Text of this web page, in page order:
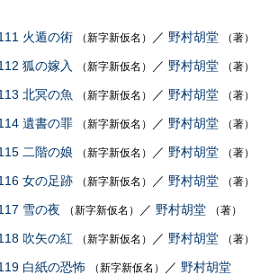
火遁の術 （新字新仮名） ／ 野村胡堂 （著）
狐の嫁入 （新字新仮名） ／ 野村胡堂 （著）
北冥の魚 （新字新仮名） ／ 野村胡堂 （著）
遺書の罪 （新字新仮名） ／ 野村胡堂 （著）
二階の娘 （新字新仮名） ／ 野村胡堂 （著）
女の足跡 （新字新仮名） ／ 野村胡堂 （著）
雪の夜 （新字新仮名） ／ 野村胡堂 （著）
吹矢の紅 （新字新仮名） ／ 野村胡堂 （著）
白紙の恐怖 （新字新仮名） ／ 野村胡堂